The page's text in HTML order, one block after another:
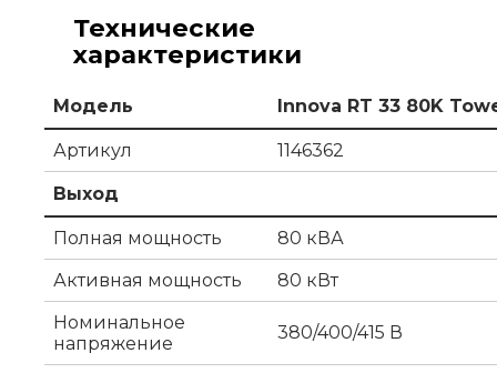
Технические
характеристики
Модель Innova RT 33 80K
Артикул 1146362
Выход
Полная мощность
80 кВА
Активная мощность
80 кВт
Номинальное
напряжение
380/400/415 В